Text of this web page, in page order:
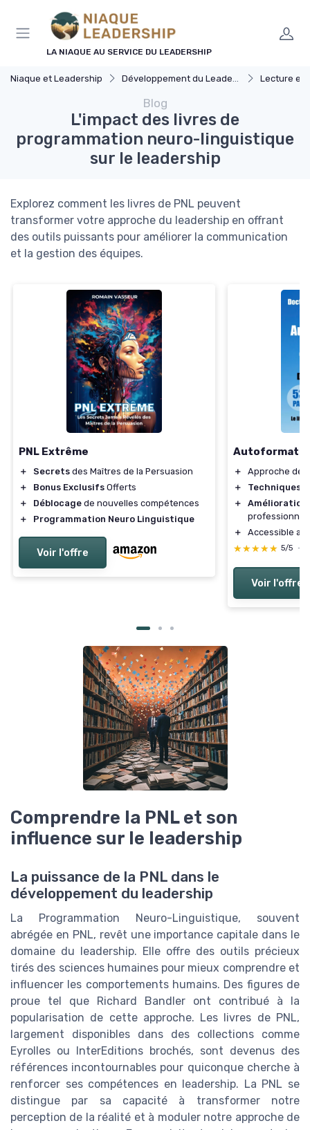
LA NIAQUE AU SERVICE DU LEADERSHIP
Niaque et Leadership Développement du Leadership Lecture et
Blog
L'impact des livres de
programmation neuro-linguistique
sur le leadership
Explorez comment les livres de PNL peuvent
transformer votre approche du leadership en offrant
des outils puissants pour améliorer la communication
et la gestion des équipes.
PNL Extrême
＋ Secrets des Maîtres de la Persuasion
＋
Bonus Exclusifs Offerts
＋
Déblocage de nouvelles compétences
＋
Programmation Neuro Linguistique
Voir l'offre
＋ Approche de
＋
Techniques
＋
Amélioration
＋
Accessible
★★★★★
★★★★★ 5/5 —
Voir l'offre
Comprendre la PNL et son
influence sur le leadership
La puissance de la PNL dans le
développement du leadership
La Programmation Neuro-Linguistique, souvent
abrégée en PNL, revêt une importance capitale dans le
domaine du leadership. Elle offre des outils précieux
tirés des sciences humaines pour mieux comprendre et
influencer les comportements humains. Des figures de
proue tel que Richard Bandler ont contribué à la
popularisation de cette approche. Les livres de PNL,
largement disponibles dans des collections comme
Eyrolles ou InterEditions brochés, sont devenus des
références incontournables pour quiconque cherche à
renforcer ses compétences en leadership. La PNL se
distingue par sa capacité à transformer notre
perception de la réalité et à moduler notre approche de